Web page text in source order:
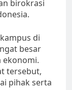
birokrasi
di
besar
ekonomi.
tersebut,
pihak serta